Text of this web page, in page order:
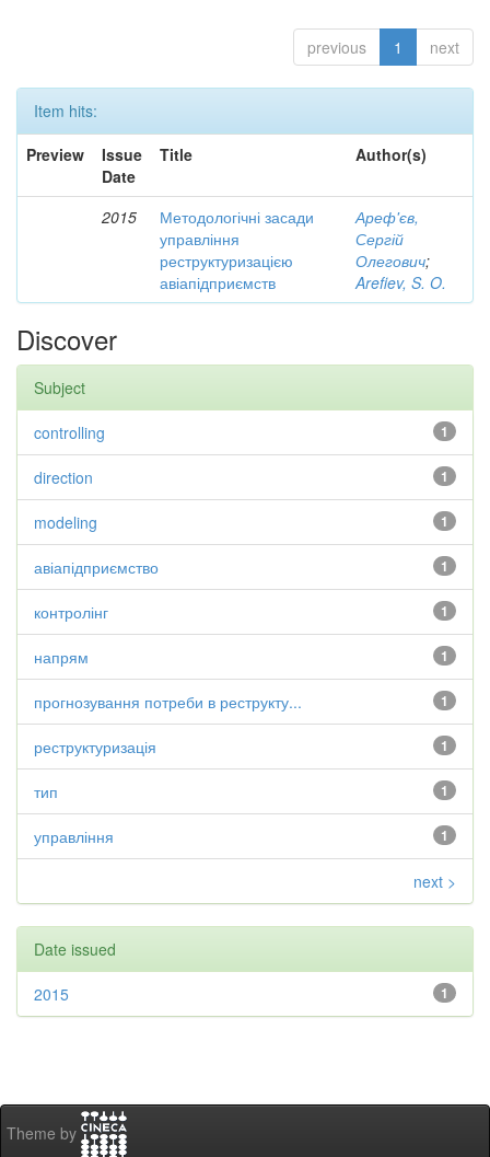
previous 1 next
Item hits:
Preview
Issue
Date
Title Author(s)
2015
Методологічні засади
управління
реструктуризацією
авіапідприємств
Ареф'єв,
Сергій
Олегович;
Arefiev, S. O.
Discover
Subject
1
controlling
1
direction
1
modeling
1
авіапідприємство
1
контролінг
1
напрям
1
прогнозування потреби в реструкту...
1
реструктуризація
1
тип
1
управління
next >
Date issued
1
2015
Theme by